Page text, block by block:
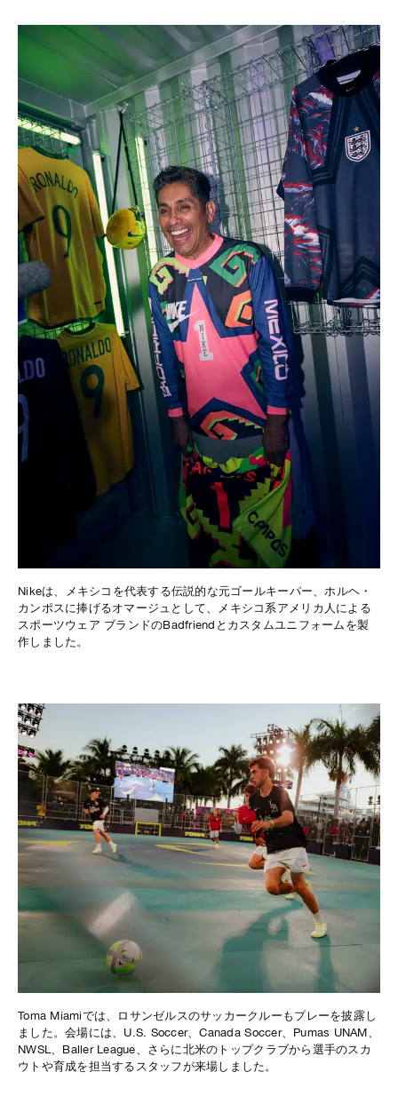
Nikeは、メキシコを代表する伝説的な元ゴールキーパー、ホルヘ・
カンポスに捧げるオマージュとして、メキシコ系アメリカ人による
スポーツウェア ブランドのBadfriendとカスタムユニフォームを製
作しました。
Toma Miamiでは、ロサンゼルスのサッカークルーもプレーを披露し
ました。会場には、U.S. Soccer、Canada Soccer、Pumas UNAM、
NWSL、Baller League、さらに北米のトップクラブから選手のスカ
ウトや育成を担当するスタッフが来場しました。